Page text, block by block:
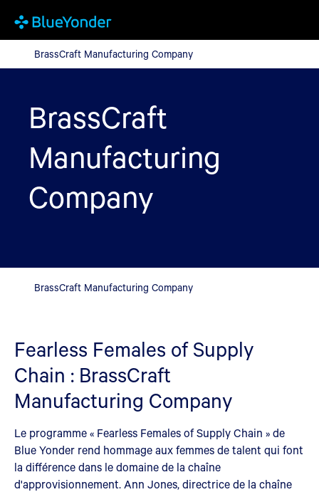
BrassCraft Manufacturing Company
BrassCraft Manufacturing Company
BrassCraft
Manufacturing
Company
BrassCraft Manufacturing Company
Fearless Females of Supply
Chain : BrassCraft
Manufacturing Company
Le programme « Fearless Females of Supply Chain » de
Blue Yonder rend hommage aux femmes de talent qui font
la différence dans le domaine de la chaîne
d'approvisionnement. Ann Jones, directrice de la chaîne